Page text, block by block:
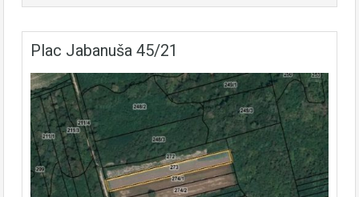
Plac Jabanuša 45/21